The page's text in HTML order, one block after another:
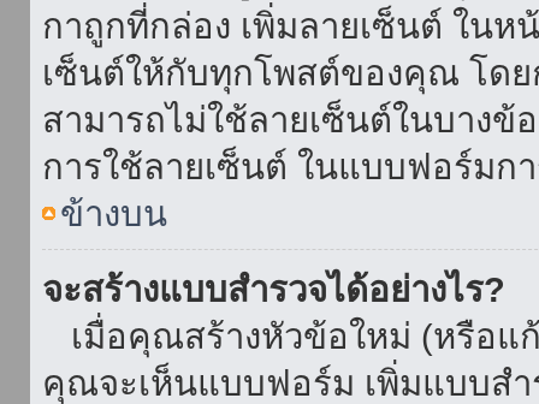
กาถูกที่กล่อง เพิ่มลายเซ็นต์ ใน
เซ็นต์ให้กับทุกโพสต์ของคุณ โด
สามารถไม่ใช้ลายเซ็นต์ในบางข้
การใช้ลายเซ็นต์ ในแบบฟอร์มก
ข้างบน
จะสร้างแบบสำรวจได้อย่างไร?
เมื่อคุณสร้างหัวข้อใหม่ (หรือ
คุณจะเห็นแบบฟอร์ม เพิ่มแบบส